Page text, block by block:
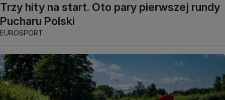
Trzy hity na start. Oto pary pierwszej rundy
Pucharu Polski
EUROSPORT